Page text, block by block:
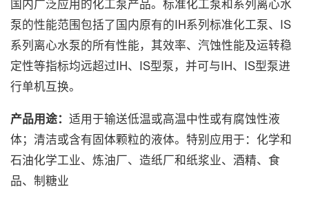
国内广泛应用的化工泵产品。标准化工泵和系列离心水
泵的性能范围包括了国内原有的IH系列标准化工泵、IS
系列离心水泵的所有性能，其效率、汽蚀性能及运转稳
定性等指标均远超过IH、IS型泵，并可与IH、IS型泵进
行单机互换。
产品用途： 适用于输送低温或高温中性或有腐蚀性液
体；清洁或含有固体颗粒的液体。特别应用于：化学和
石油化学工业、炼油厂、造纸厂和纸浆业、酒精、食
品、制糖业